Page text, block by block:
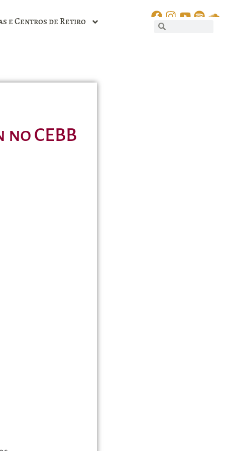
e Centros de Retiro
CEBB